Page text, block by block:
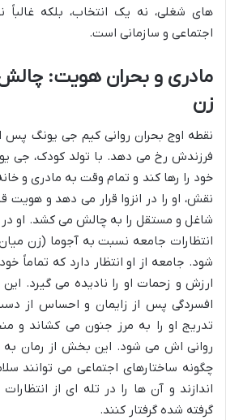
های شغلی، نه یک انتخاب، بلکه غالباً
اجتماعی و سازمانی است.
مادری و بحران هویت:
زن
نقطه اوج بحران روانی کیم جی یونگ پس
فرزندش رخ می دهد. با تولد کودک، جی
خود را رها کند و تمام وقت به مادری و
نقش، او را در انزوا قرار می دهد و
شاغل و مستقل را به چالش می کشد. او در
انتظارات جامعه نسبت به آجوما (زن
شود. جامعه از او انتظار دارد که تماماً
ارزش و زحمات او را نادیده می گیرد. این
افسردگی پس از زایمان و احساس از
تدریج او را به مرز جنون می کشاند و
روانی اش می شود. این بخش از رمان
چگونه ساختارهای اجتماعی می توانند
اندازند و آن ها را در تله ای از
گرفته شده گرفتار کنند.